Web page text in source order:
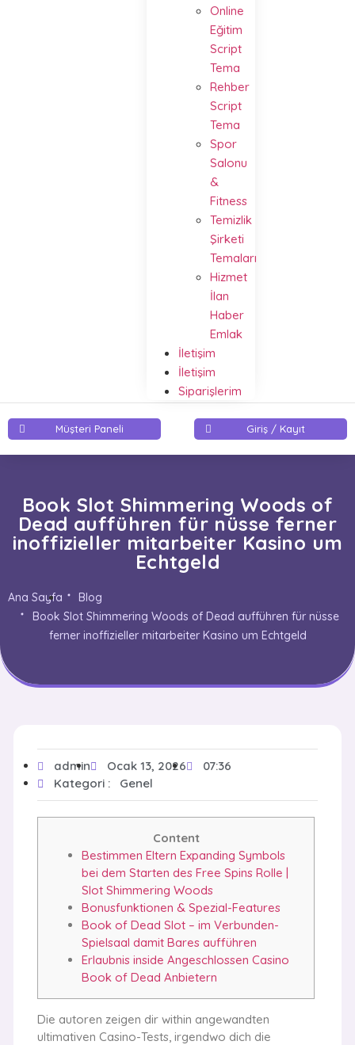
Online
Eğitim
Script
Tema
Rehber
Script
Tema
Spor
Salonu
&
Fitness
Temizlik
Şirketi
Temaları
Hizmet
İlan
Haber
Emlak
İletişim
İletişim
Siparişlerim
Müşteri Paneli Giriş / Kayıt
Book Slot Shimmering Woods of
Dead aufführen für nüsse ferner
inoffizieller mitarbeiter Kasino um
Echtgeld
Ana Sayfa
Blog
Book Slot Shimmering Woods of Dead aufführen für nüsse
ferner inoffizieller mitarbeiter Kasino um Echtgeld
admin Ocak 13, 2026
07:36
Kategori :
Genel
Content
Bestimmen Eltern Expanding Symbols
bei dem Starten des Free Spins Rolle |
Slot Shimmering Woods
Bonusfunktionen & Spezial-Features
Book of Dead Slot – im Verbunden-
Spielsaal damit Bares aufführen
Erlaubnis inside Angeschlossen Casino
Book of Dead Anbietern
Die autoren zeigen dir within angewandten
ultimativen Casino-Tests, irgendwo dich die